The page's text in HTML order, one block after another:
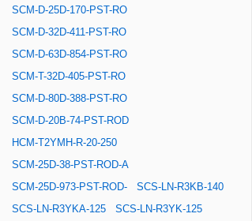
SCM-D-25D-170-PST-RO
SCM-D-32D-411-PST-RO
SCM-D-63D-854-PST-RO
SCM-T-32D-405-PST-RO
SCM-D-80D-388-PST-RO
SCM-D-20B-74-PST-ROD
HCM-T2YMH-R-20-250
SCM-25D-38-PST-ROD-A
SCM-25D-973-PST-ROD-
SCS-LN-R3KB-140
SCS-LN-R3YKA-125
SCS-LN-R3YK-125